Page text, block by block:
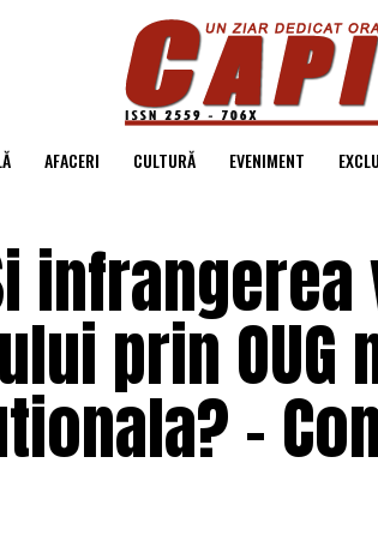
AFACERI CULTURĂ EVENIMENT
prin OUG
–